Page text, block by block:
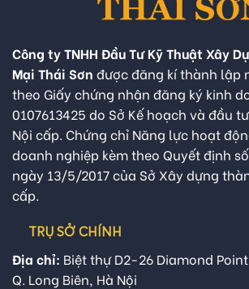
Công ty TNHH Đầu Tư Kỹ Thuật Xây
Mại Thái Sơn được đăng kí thành lập
theo Giấy chứng nhận đăng ký kinh
0107613425 do Sở Kế hoạch và đầu
Nội cấp. Chứng chỉ Năng lực hoạt
doanh nghiệp kèm theo Quyết định
ngày 13/5/2017 của Sở Xây dựng
cấp.
TRỤ SỞ CHÍNH
Địa chỉ: Biệt thự D2-26 Diamond
Q. Long Biên, Hà Nội